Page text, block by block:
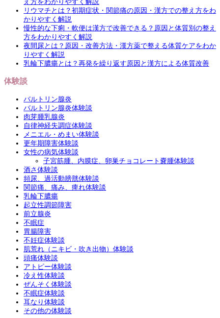
え方をわかりやすく解説
リウマチとは？初期症状・関節痛の原因・漢方での整え方をわ
かりやすく解説
慢性的な下痢・軟便は漢方で改善できる？原因と体質別の整え
方をわかりやすく解説
夜間尿とは？原因・改善方法・漢方薬で整える体質ケアをわか
りやすく解説
乳輪下膿瘍とは？再発を繰り返す原因と漢方による体質改善
体験談
バルトリン腺炎
バルトリン腺炎体験談
肉芽腫乳腺炎
自律神経失調症体験談
メニエル・めまい体験談
更年期障害体験談
女性の病気体験談
子宮筋腫、内膜症、卵巣チョコレート嚢腫体験談
酒さ体験談
頻尿、過活動膀胱体験談
関節痛、痛み、痺れ体験談
乳輪下膿瘍
起立性調節障害
前立腺炎
不眠症
胃腸障害
不妊症体験談
肌荒れ（ニキビ・吹き出物）体験談
頭痛体験談
アトピー体験談
冷え性体験談
ぜんそく体験談
不眠症体験談
耳なり体験談
その他の体験談